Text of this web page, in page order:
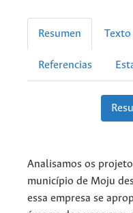
Resumen
Referencias
Analisamos os
município de Moju
essa empresa se